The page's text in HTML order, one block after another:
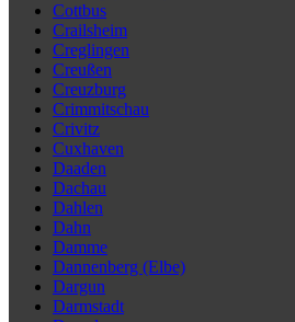
Cottbus
Crailsheim
Creglingen
Creußen
Creuzburg
Crimmitschau
Crivitz
Cuxhaven
Daaden
Dachau
Dahlen
Dahn
Damme
Dannenberg (Elbe)
Dargun
Darmstadt